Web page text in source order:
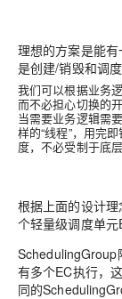
理想的方案是能
是创建/销毁和调
我们可以根据业务
而不必担心切换的
当需要业务逻辑需
样的“线程”，用完
度，不必受制于底层
根据上面的设计
个轻量级调度单元
SchedulingGroup
有多个EC执行，
同的